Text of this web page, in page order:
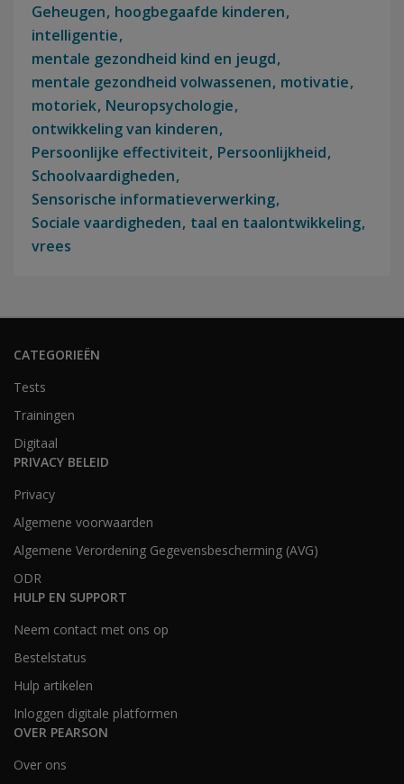
Geheugen hoogbegaafde kinderen
intelligentie
mentale gezondheid kind en jeugd
mentale gezondheid volwassenen motivatie
motoriek Neuropsychologie
ontwikkeling van kinderen
Persoonlijke effectiviteit Persoonlijkheid
Schoolvaardigheden
Sensorische informatieverwerking
Sociale vaardigheden taal en taalontwikkeling
vrees
CATEGORIEËN
Tests
Trainingen
Digitaal
PRIVACY BELEID
Privacy
Algemene voorwaarden
Algemene Verordening Gegevensbescherming (AVG)
ODR
HULP EN SUPPORT
Neem contact met ons op
Bestelstatus
Hulp artikelen
Inloggen digitale platformen
OVER PEARSON
Over ons